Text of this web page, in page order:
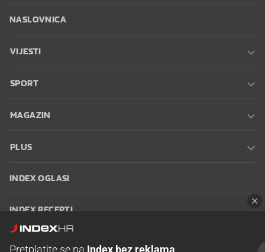
NASLOVNICA
VIJESTI
SPORT
MAGAZIN
PLUS
INDEX OGLASI
INDEX RECEPTI
Pretplatite se na Index bez reklama